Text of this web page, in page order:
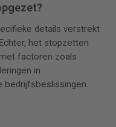
details verstrekt
het stopzetten
factoren zoals
in
bedrijfsbeslissingen.